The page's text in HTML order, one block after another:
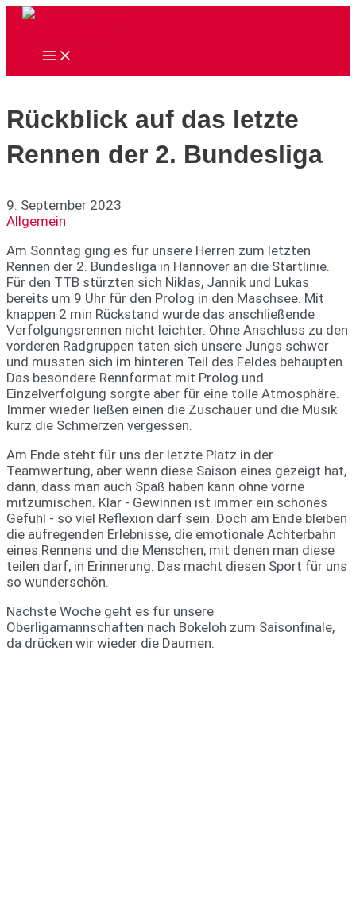
Zum
Main
Rückblick auf das letzte
Rennen der 2. Bundesliga
9. September 2023
Allgemein
Am Sonntag ging es für unsere Herren zum letzten
Rennen der 2. Bundesliga in Hannover an die Startlinie.
Für den TTB stürzten sich Niklas, Jannik und Lukas
bereits um 9 Uhr für den Prolog in den Maschsee. Mit
knappen 2 min Rückstand wurde das anschließende
Verfolgungsrennen nicht leichter. Ohne Anschluss zu den
vorderen Radgruppen taten sich unsere Jungs schwer
und mussten sich im hinteren Teil des Feldes behaupten.
Das besondere Rennformat mit Prolog und
Einzelverfolgung sorgte aber für eine tolle Atmosphäre.
Immer wieder ließen einen die Zuschauer und die Musik
kurz die Schmerzen vergessen.
Am Ende steht für uns der letzte Platz in der
Teamwertung, aber wenn diese Saison eines gezeigt hat,
dann, dass man auch Spaß haben kann ohne vorne
mitzumischen. Klar - Gewinnen ist immer ein schönes
Gefühl - so viel Reflexion darf sein. Doch am Ende bleiben
die aufregenden Erlebnisse, die emotionale Achterbahn
eines Rennens und die Menschen, mit denen man diese
teilen darf, in Erinnerung. Das macht diesen Sport für uns
so wunderschön.
Nächste Woche geht es für unsere
Oberligamannschaften nach Bokeloh zum Saisonfinale,
da drücken wir wieder die Daumen.